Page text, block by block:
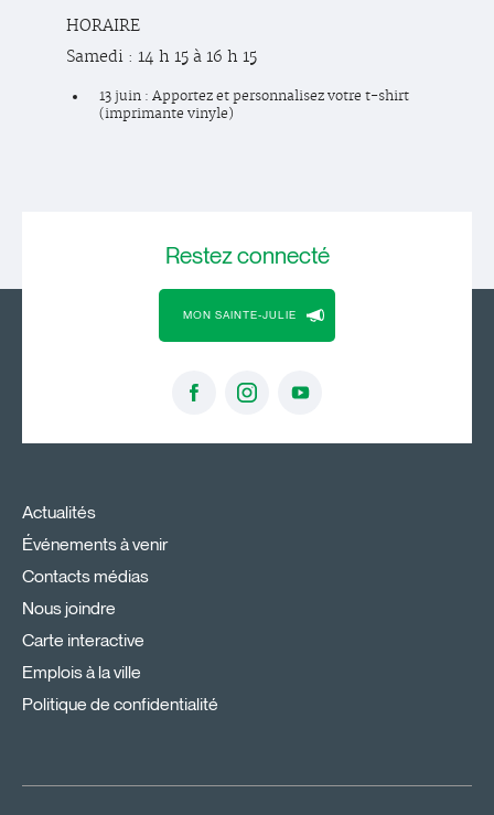
HORAIRE
Samedi : 14 h 15 à 16 h 15
13 juin : Apportez et personnalisez votre t-shirt
(imprimante vinyle)
Restezconnecté
MON SAINTE-JULIE
Actualités
Événements à venir
Contacts médias
Nous joindre
Carte interactive
Emplois à la ville
Politique de confidentialité